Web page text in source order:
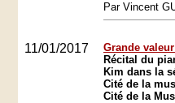
Par Vincent
11/01/2017
Grande
Récital du
Kim dans la
Cité de la
Cité de la